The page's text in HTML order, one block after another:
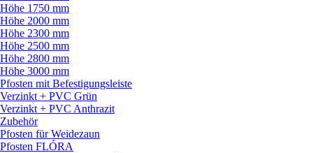
Höhe 1750 mm
Höhe 2000 mm
Höhe 2300 mm
Höhe 2500 mm
Höhe 2800 mm
Höhe 3000 mm
Pfosten mit Befestigungsleiste
Verzinkt + PVC Grün
Verzinkt + PVC Anthrazit
Zubehör
Pfosten für Weidezaun
Pfosten FLÓRA